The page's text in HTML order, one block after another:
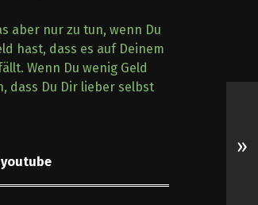
»
aber nur zu tun, wenn Du
hast, dass es auf Deinem
Wenn Du wenig Geld
dass Du Dir lieber selbst